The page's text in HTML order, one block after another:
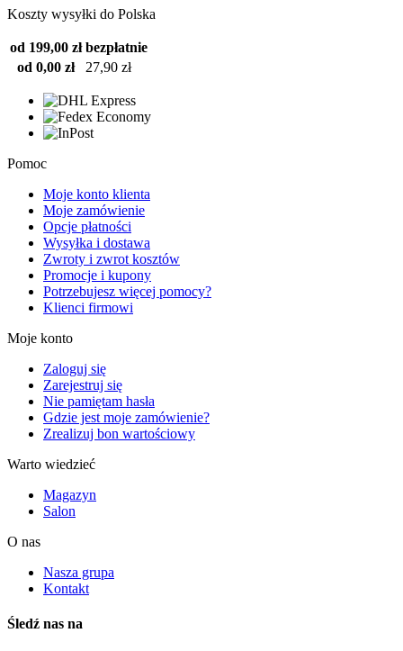
Koszty wysyłki do Polska
od 199,00 zł bezpłatnie
od 0,00 zł
27,90 zł
Pomoc
Moje konto klienta
Moje zamówienie
Opcje płatności
Wysyłka i dostawa
Zwroty i zwrot kosztów
Promocje i kupony
Potrzebujesz więcej pomocy?
Klienci firmowi
Moje konto
Zaloguj się
Zarejestruj się
Nie pamiętam hasła
Gdzie jest moje zamówienie?
Zrealizuj bon wartościowy
Warto wiedzieć
Magazyn
Salon
O nas
Nasza grupa
Kontakt
Śledź nas na